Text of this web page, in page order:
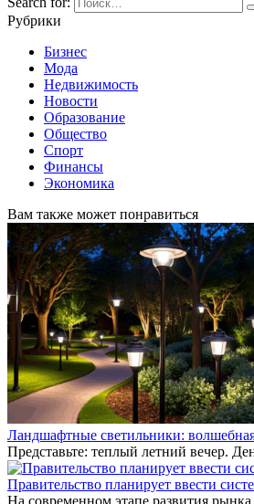
Рубрики
Бизнес
Мода
Недвижимость
Новости
Образование
Общество
Спорт
Финансы
Экономика
Вам также может понравиться
Ландшафтные светильники:
Представьте: теплый летний вечер.
Правительство планирует ввести
На современном этапе развития